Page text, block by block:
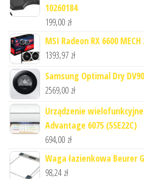
10260184
199,00 zł
MSI Radeon RX 6600 MECH
1393,97 zł
Samsung Optimal Dry
2569,00 zł
Urządzenie
Advantage 6075 (5SE22C)
694,00 zł
Waga łazienkowa Beurer
98,24 zł